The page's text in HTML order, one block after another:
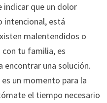
indicar que un dolor
intencional, está
malentendidos o
tu familia, es
encontrar una solución.
un momento para la
el tiempo necesario